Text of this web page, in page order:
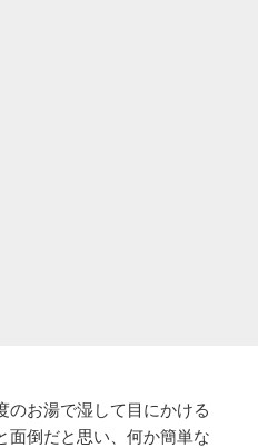
のお湯で湿して目にかける
面倒だと思い、何か簡単な